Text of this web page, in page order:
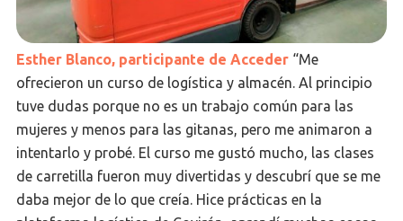
Esther Blanco, participante de Acceder “Me
ofrecieron un curso de logística y almacén. Al principio
tuve dudas porque no es un trabajo común para las
mujeres y menos para las gitanas, pero me animaron a
intentarlo y probé. El curso me gustó mucho, las clases
de carretilla fueron muy divertidas y descubrí que se me
daba mejor de lo que creía. Hice prácticas en la